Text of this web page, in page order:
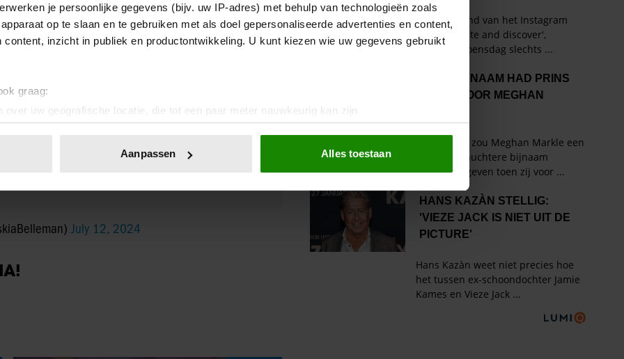
je persoonlijke gegevens (bijv. uw IP-adres) met behulp van technologieën zoals
op te slaan en te gebruiken met als doel gepersonaliseerde advertenties en content,
content, inzicht in publiek en productontwikkeling. U kunt kiezen wie uw gegevens gebruikt
graag:
over uw geografische locatie, die tot een paar meter nauwkeurig kan zijn
door het actief te scannen op specifieke eigenschappen (fingerprinting)
of intrekken in de Cookieverklaring.
en advertenties te personaliseren, om functies voor social media te bieden en om ons
Ook delen we informatie over uw gebruik van onze site met onze partners voor social
Deze partners kunnen deze gegevens combineren met andere informatie die u aan ze heeft
op basis van uw gebruik van hun services. U gaat akkoord met onze cookies als u
Aanpassen Alles toestaan
als hij wordt veroordeeld
Amsterdam. Swier verwacht dat de zaak in
Swier zojuist laten weten. "Hij is erg teleurgesteld
is dat hij onschuldig is", aldus Swier.
July 12, 2024